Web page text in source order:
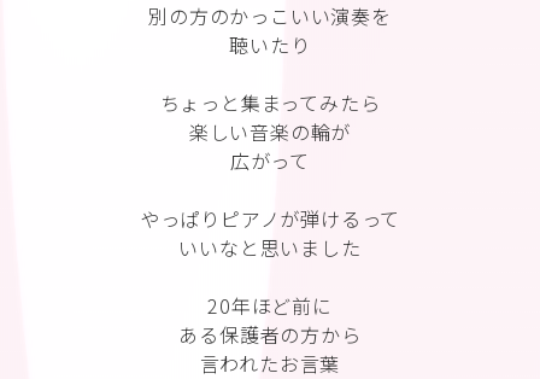
別の方のかっこいい演奏を
聴いたり
ちょっと集まってみたら
楽しい音楽の輪が
広がって
やっぱりピアノが弾けるって
いいなと思いました
20年ほど前に
ある保護者の方から
言われたお言葉